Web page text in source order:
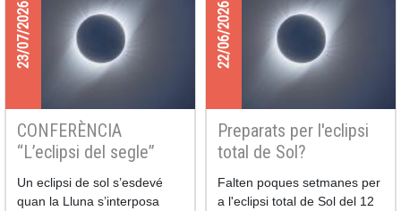
23/07/2026
CONFERÈNCIA
“L’eclipsi del segle”
Un eclipsi de sol s’esdevé
quan la Lluna s’interposa
22/06/2026
Preparats per l'eclipsi
total de Sol?
Falten poques setmanes per
a l'eclipsi total de Sol del 12